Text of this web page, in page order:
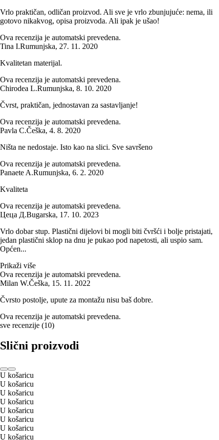
Vrlo praktičan, odličan proizvod. Ali sve je vrlo zbunjujuće: nema, ili
gotovo nikakvog, opisa proizvoda. Ali ipak je ušao!
Ova recenzija je automatski prevedena.
Tina I.Rumunjska, 27. 11. 2020
Kvalitetan materijal.
Ova recenzija je automatski prevedena.
Chirodea L.Rumunjska, 8. 10. 2020
Čvrst, praktičan, jednostavan za sastavljanje!
Ova recenzija je automatski prevedena.
Pavla C.Češka, 4. 8. 2020
Ništa ne nedostaje. Isto kao na slici. Sve savršeno
Ova recenzija je automatski prevedena.
Panaete A.Rumunjska, 6. 2. 2020
Kvaliteta
Ova recenzija je automatski prevedena.
Цеца Д.Bugarska, 17. 10. 2023
Vrlo dobar stup. Plastični dijelovi bi mogli biti čvršći i bolje pristajati,
jedan plastični sklop na dnu je pukao pod napetosti, ali uspio sam.
Općen...
Prikaži više
Ova recenzija je automatski prevedena.
Milan W.Češka, 15. 11. 2022
Čvrsto postolje, upute za montažu nisu baš dobre.
Ova recenzija je automatski prevedena.
sve recenzije (10)
Slični proizvodi
U košaricu
U košaricu
U košaricu
U košaricu
U košaricu
U košaricu
U košaricu
U košaricu